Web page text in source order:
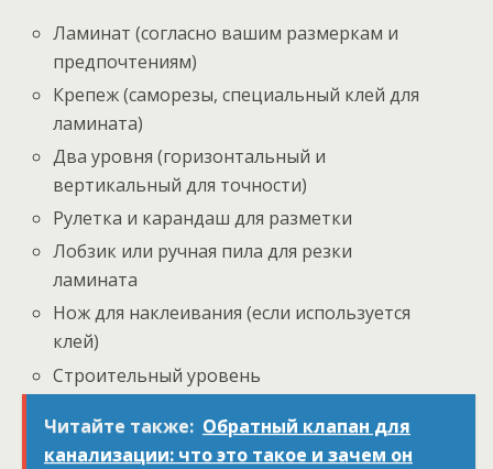
Ламинат (согласно вашим размеркам и
предпочтениям)
Крепеж (саморезы, специальный клей для
ламината)
Два уровня (горизонтальный и
вертикальный для точности)
Рулетка и карандаш для разметки
Лобзик или ручная пила для резки
ламината
Нож для наклеивания (если используется
клей)
Строительный уровень
Читайте также: Обратный клапан для
канализации: что это такое и зачем он